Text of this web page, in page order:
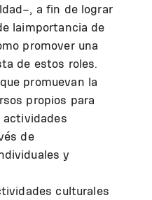
a fin de lograr
laimportancia de
promover una
de estos roles.
promuevan la
propios para
actividades
de
y
culturales